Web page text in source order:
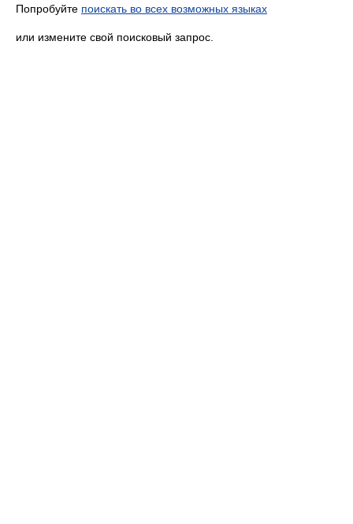
Попробуйте поискать во всех возможных языках
или измените свой поисковый запрос.